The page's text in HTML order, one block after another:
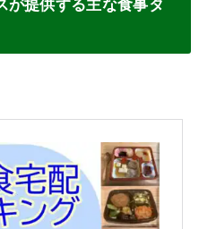
が提供する主な食事タ